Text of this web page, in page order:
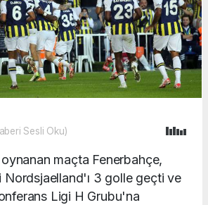
Sesli Oku)
maçta Fenerbahçe,
Nordsjaelland'ı 3 golle geçti ve
Ligi H Grubu'na